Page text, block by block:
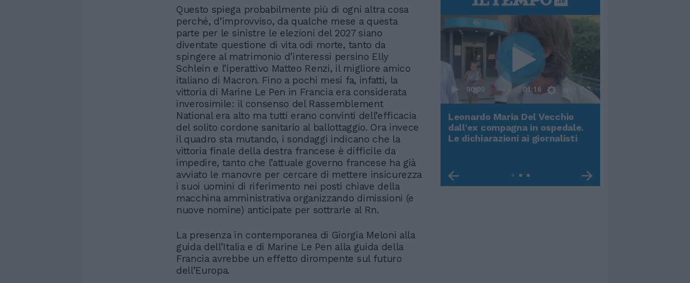
Questo spiega probabilmente più di ogni altra cosa
perché, d’improvviso, da qualche mese a questa
parte per le sinistre le elezioni del 2027 siano
diventate questione di vita odi morte, tanto da
spingere al matrimonio d’interessi persino Elly
Schlein e l’iperattivo Matteo Renzi, il migliore amico
italiano di Macron. Fino a pochi mesi fa, infatti, la
vittoria di Marine Le Pen in Francia era considerata
inverosimile: il consenso del Rassemblement
National era alto ma tutti erano convinti dell’efficacia
del solito cordone sanitario al ballottaggio. Ora invece
il quadro sta mutando, i sondaggi indicano che la
vittoria finale della destra francese è difficile da
impedire, tanto che l’attuale governo francese ha già
avviato le manovre per cercare di mettere insicurezza
i suoi uomini di riferimento nei posti chiave della
macchina amministrativa organizzando dimissioni (e
nuove nomine) anticipate per sottrarle al Rn.
La presenza in contemporanea di Giorgia Meloni alla
guida dell’Italia e di Marine Le Pen alla guida della
Francia avrebbe un effetto dirompente sul futuro
dell’Europa.
Rudy Giuliani a Come States?
Trump, Meloni e la strategia
americana
00:00 01:16
Leonardo Maria Del Vecchio
dall'ex compagna in ospedale.
Le dichiarazioni ai giornalisti